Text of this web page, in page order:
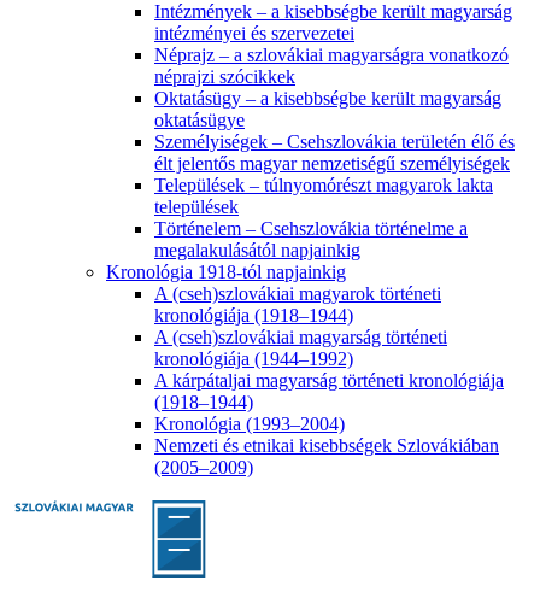
Intézmények – a kisebbségbe került magyarság
intézményei és szervezetei
Néprajz – a szlovákiai magyarságra vonatkozó
néprajzi szócikkek
Oktatásügy – a kisebbségbe került magyarság
oktatásügye
Személyiségek – Csehszlovákia területén élő és
élt jelentős magyar nemzetiségű személyiségek
Települések – túlnyomórészt magyarok lakta
települések
Történelem – Csehszlovákia történelme a
megalakulásától napjainkig
Kronológia 1918-tól napjainkig
A (cseh)szlovákiai magyarok történeti
kronológiája (1918–1944)
A (cseh)szlovákiai magyarság történeti
kronológiája (1944–1992)
A kárpátaljai magyarság történeti kronológiája
(1918–1944)
Kronológia (1993–2004)
Nemzeti és etnikai kisebbségek Szlovákiában
(2005–2009)